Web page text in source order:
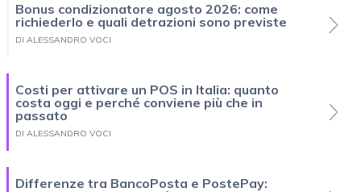
Bonus condizionatore agosto 2026: come
richiederlo e quali detrazioni sono previste
DI ALESSANDRO VOCI
Costi per attivare un POS in Italia: quanto
costa oggi e perché conviene più che in
passato
DI ALESSANDRO VOCI
Differenze tra BancoPosta e PostePay: